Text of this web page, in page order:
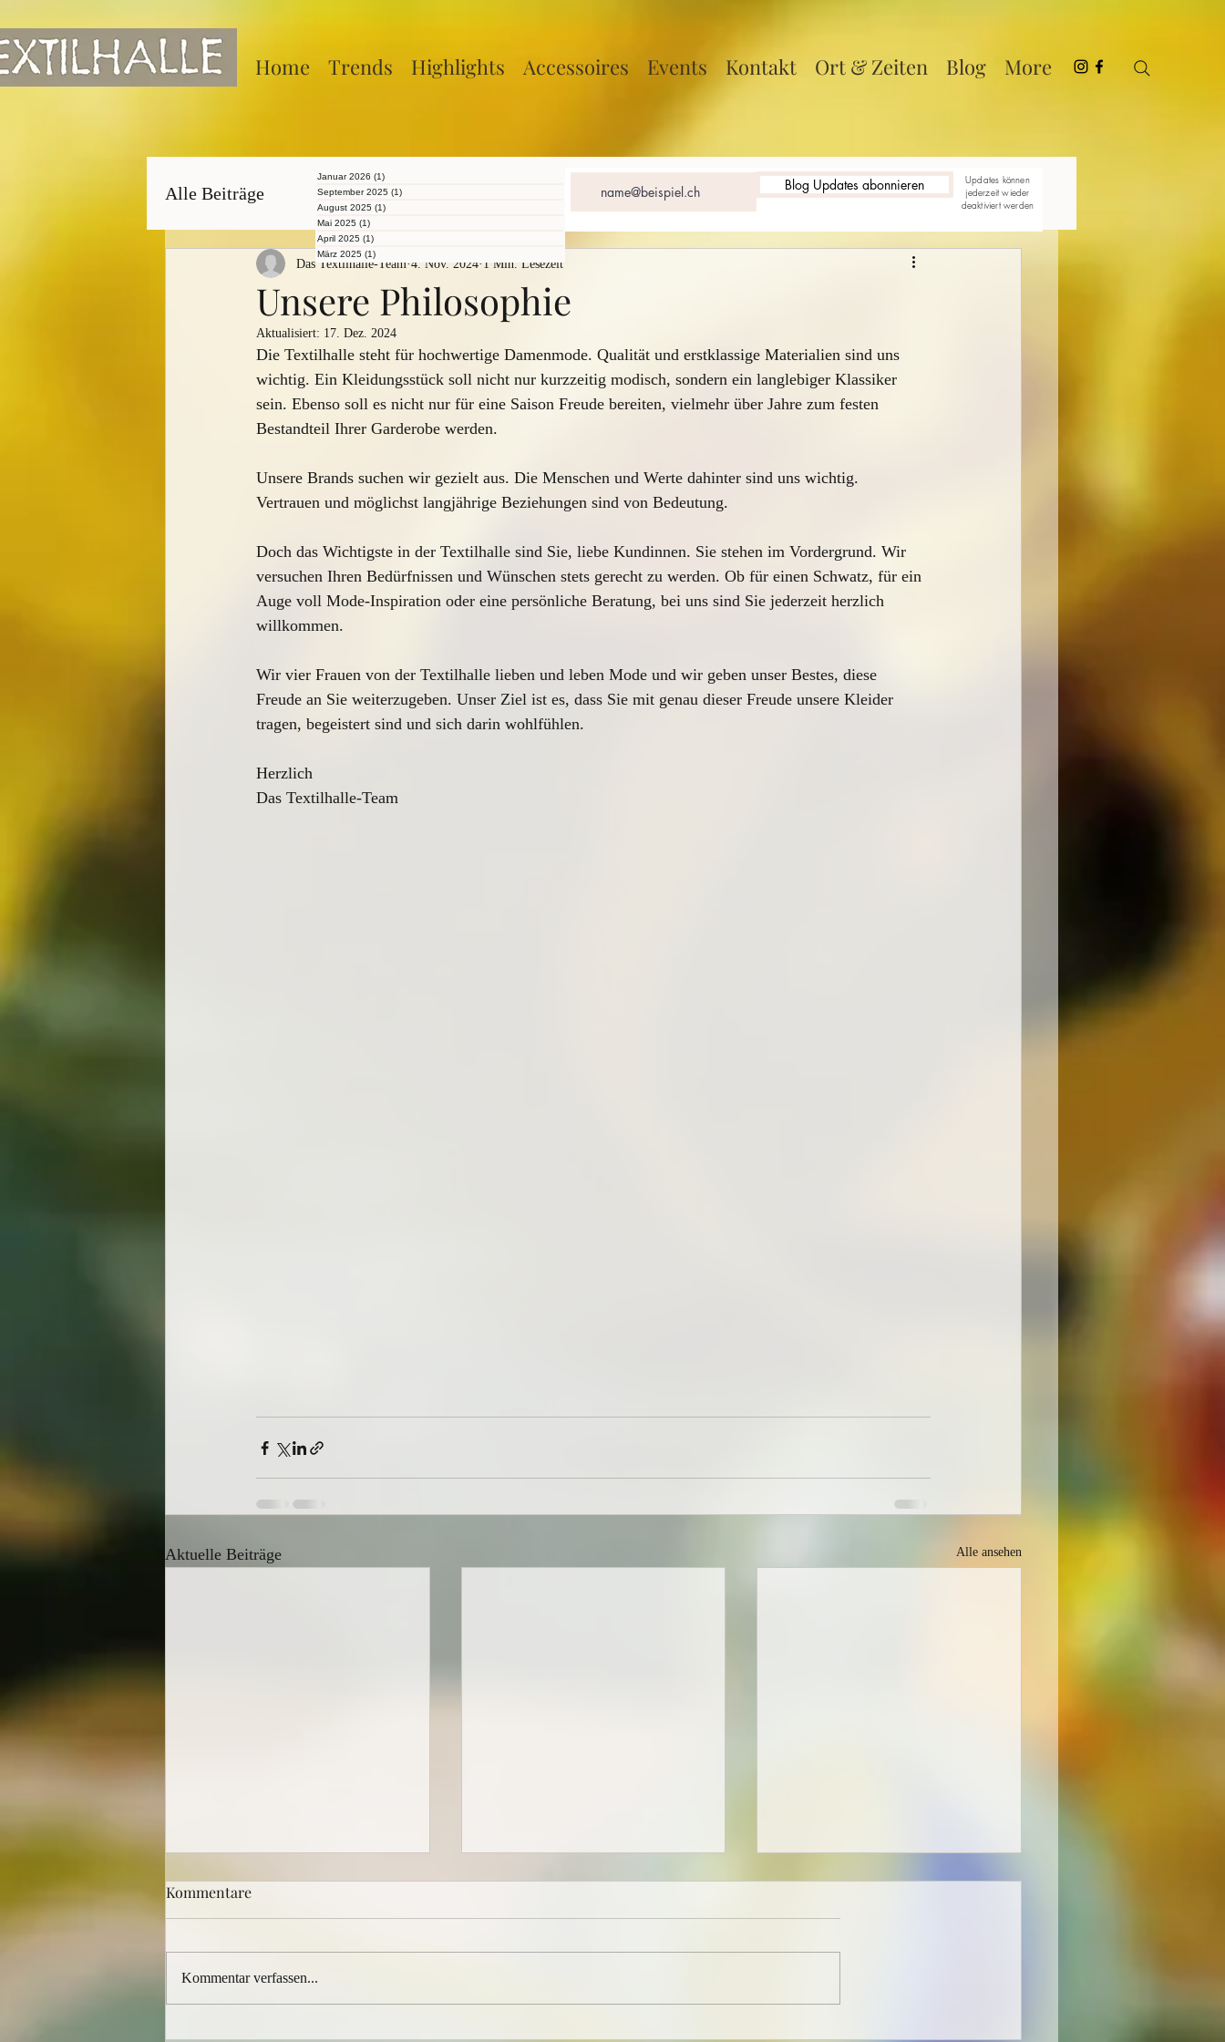
Home Trends Highlights Accessoires Events Kontakt Ort & Zeiten Blog More
Alle Beiträge
Unsere Philosophie
Das Textilhalle-Team 4. Nov. 2024 1 Min. Lesezeit
Aktualisiert: 17. Dez. 2024
Die Textilhalle steht für hochwertige Damenmode. Qualität und erstklassige Materialien sind uns
wichtig. Ein Kleidungsstück soll nicht nur kurzzeitig modisch, sondern ein langlebiger Klassiker
sein. Ebenso soll es nicht nur für eine Saison Freude bereiten, vielmehr über Jahre zum festen
Bestandteil Ihrer Garderobe werden.
Unsere Brands suchen wir gezielt aus. Die Menschen und Werte dahinter sind uns wichtig.
Vertrauen und möglichst langjährige Beziehungen sind von Bedeutung.
Doch das Wichtigste in der Textilhalle sind Sie, liebe Kundinnen. Sie stehen im Vordergrund. Wir
versuchen Ihren Bedürfnissen und Wünschen stets gerecht zu werden. Ob für einen Schwatz, für ein
Auge voll Mode-Inspiration oder eine persönliche Beratung, bei uns sind Sie jederzeit herzlich
willkommen.
Wir vier Frauen von der Textilhalle lieben und leben Mode und wir geben unser Bestes, diese
Freude an Sie weiterzugeben. Unser Ziel ist es, dass Sie mit genau dieser Freude unsere Kleider
tragen, begeistert sind und sich darin wohlfühlen.
Herzlich
Das Textilhalle-Team
Aktuelle Beiträge Alle ansehen
Zu Besuch in Hamburg
Kommentare
Kommentar verfassen...
Blog Updates abonnieren
Updates können
jederzeit wieder
deaktiviert werden
Januar 2026 (1)
September 2025 (1)
August 2025 (1)
Mai 2025 (1)
April 2025 (1)
März 2025 (1)